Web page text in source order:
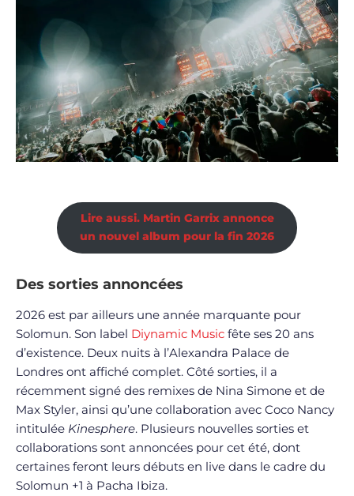
Lire aussi. Martin Garrix annonce
un nouvel album pour la fin 2026
Des sorties annoncées
2026 est par ailleurs une année marquante pour
Solomun. Son label Diynamic Music fête ses 20 ans
d’existence. Deux nuits à l’Alexandra Palace de
Londres ont affiché complet. Côté sorties, il a
récemment signé des remixes de Nina Simone et de
Max Styler, ainsi qu’une collaboration avec Coco Nancy
intitulée Kinesphere. Plusieurs nouvelles sorties et
collaborations sont annoncées pour cet été, dont
certaines feront leurs débuts en live dans le cadre du
Solomun +1 à Pacha Ibiza.